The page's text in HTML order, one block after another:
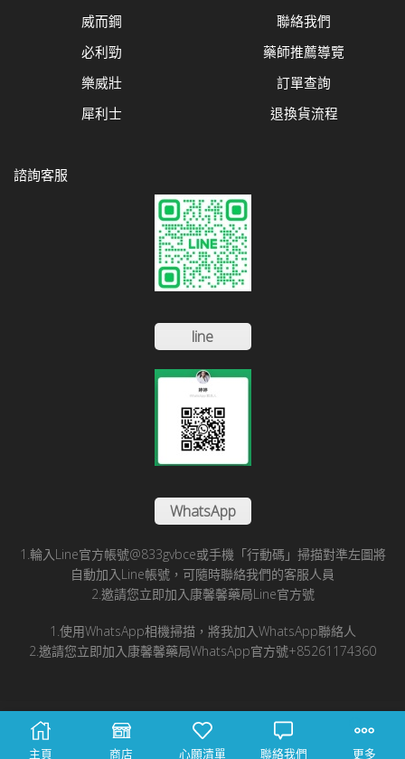
威而鋼
必利勁
樂威壯
犀利士
聯絡我們
藥師推薦導覽
訂單查詢
退換貨流程
諮詢客服
line
WhatsApp
1.輪入Line官方帳號@833gvbce或手機「行動碼」掃描對準左圖將
自動加入Line帳號，可隨時聯絡我們的客服人員
2.邀請您立即加入康馨馨藥局Line官方號
1.使用WhatsApp相機掃描，將我加入WhatsApp聯絡人
2.邀請您立即加入康馨馨藥局WhatsApp官方號+85261174360
© 2025 康馨馨國際醫藥有限公司版所有
主頁 商店 心願清單 聯絡我們 更多